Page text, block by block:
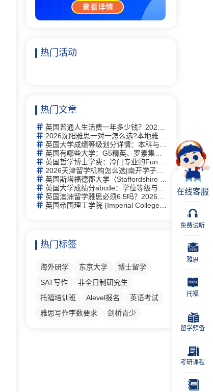
热门活动
热门文章
英国普通人生活费一年多少钱？2026年最新生活成本全解析
2026沈阳雅思一对一怎么选?本地雅思培训择校思路全梳理
英国大学成绩等级划分详情：本科与硕士学位等级详解及中英对照
英国有哪些大学：G5精英、罗素集团及热门院校详解
英国哲学博士学费：冷门专业的Funding机会与申请策略
2026天津留学机构怎么选|南开学子走访 6 家门店，新航道线下完整体验记录
英国斯塔福德郡大学（Staffordshire University）研究生有什么专业
英国大学成绩分abcde：学位等级与评分体系完全指南
英国澳洲留学雅思必须6.5吗？2026年最新要求详解与替代方案
英国帝国理工学院 (Imperial College London)留学指南：2026全球第2、专业及申请全攻略
热门标签
海外研学 东京大学
博士留学
SAT写作
非全日制研究生
托福培训班
Alevel报名
英语考试
雅思写作字数要求
剑桥青少
在线客服
免费试听
雅思
托福
留学预备
考研课程